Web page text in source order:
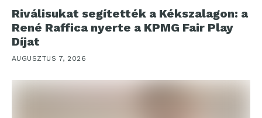
Riválisukat segítették a Kékszalagon: a
René Raffica nyerte a KPMG Fair Play
Díjat
AUGUSZTUS 7, 2026